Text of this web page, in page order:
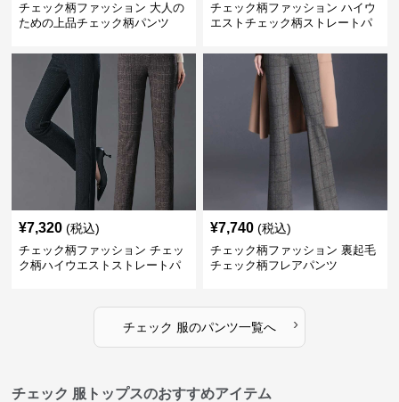
チェック柄ファッション 大人の
ための上品チェック柄パンツ
チェック柄ファッション ハイウ
エストチェック柄ストレートパ
¥7,320 (税込)
チェック柄ファッション チェッ
ク柄ハイウエストストレートパ
¥7,740 (税込)
チェック柄ファッション 裏起毛
チェック柄フレアパンツ
チェック 服のパンツ一覧へ ›
チェック 服トップスのおすすめアイテム